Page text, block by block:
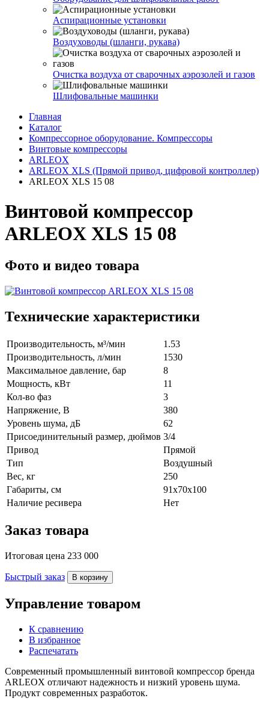
Аспирационные установки
Воздуховоды (шланги, рукава)
Очистка воздуха от сварочных аэрозолей и газов
Шлифовальные машинки
Главная
Каталог
Компрессорное оборудование. Компрессоры
Винтовые компрессоры
ARLEOX
ARLEOX XLS (Прямой привод, цифровой контроллер)
ARLEOX XLS 15 08
Винтовой компрессор
ARLEOX XLS 15 08
Фото и видео товара
Технические характеристики
Производительность, м³/мин
1.53
Производительность, л/мин
1530
Максимальное давление, бар
8
Мощность, кВт
11
Кол-во фаз
3
Напряжение, В
380
Уровень шума, дБ
62
Присоединительный размер, дюймов 3/4
Привод
Прямой
Тип
Воздушный
Вес, кг
250
Габариты, см
91x70x100
Наличие ресивера
Нет
Заказ товара
Итоговая цена 233 000
Быстрый заказ В корзину
Управление товаром
К сравнению
В избранное
Распечатать
Современный промышленный винтовой компрессор бренда
ARLEOX отличают надежность и низкий уровень шума.
Продукт современных разработок.